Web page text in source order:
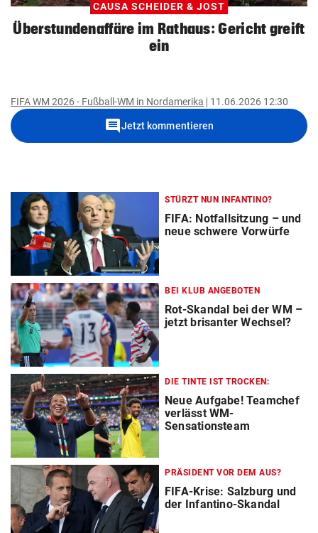
CAUSA SCHEIDER & JOST
Überstundenaffäre im Rathaus: Gericht greift
ein
FIFA WM 2026 - Fußball-WM in Nordamerika 11.06.2026 12:30
commentJetzt kommentieren
STÜRZT NUN INFANTINO?
FIFA: Notfallsitzung – und
neue schwere Vorwürfe
BEI KLUB ANGEBOTEN
Rot-Skandal bei der WM –
jetzt brisanter Wechsel?
DIE TINTE IST TROCKEN:
Neue Aufgabe! Teamchef
verlässt WM-
Sensationsteam
PRÄSIDENT VOR DEM AUS?
FIFA-Krise: Salzburg und
der Infantino-Skandal